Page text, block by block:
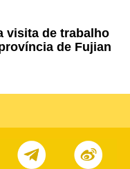
visita de trabalho
de Fujian